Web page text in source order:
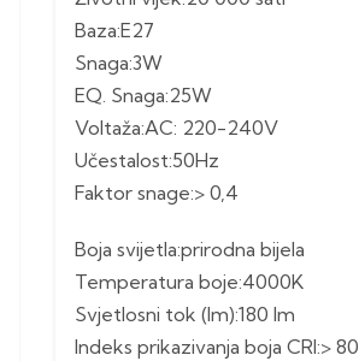
Baza:E27
Snaga:3W
EQ. Snaga:25W
Voltaža:AC: 220-240V
Učestalost:50Hz
Faktor snage:> 0,4
Boja svijetla:prirodna bijela
Temperatura boje:4000K
Svjetlosni tok (lm):180 lm
Indeks prikazivanja boja CRI:> 80